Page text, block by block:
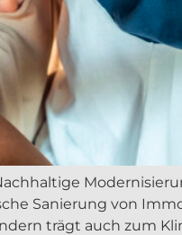
Sanierung von
trägt auch zum